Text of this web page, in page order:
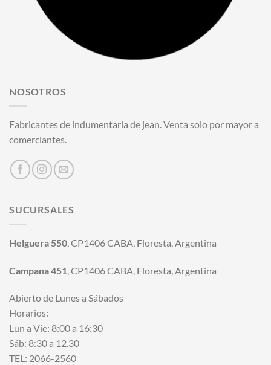
NOSOTROS
Fabricantes de indumentaria de jean. Venta solo por mayor a
comerciantes.
SUCURSALES
Helguera 550, CP1406 CABA, Floresta, Argentina
Campana 451 , CP1406 CABA, Floresta, Argentina
Abierto de Lunes a Sábados
Horarios:
Lun a Vie: 8:00 a 16:30
Sáb: 8:30 a 12.30
TEL: 2066-2560